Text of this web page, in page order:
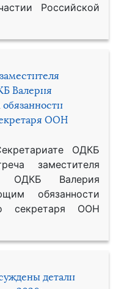
Российской
Валерия
ООН
ОДКБ
заместителя
ОДКБ Валерия
обязанности
секретаря ООН
детали